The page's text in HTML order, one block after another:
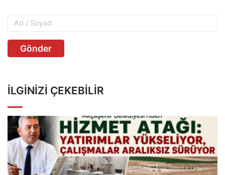
Gönder
İLGINIZI ÇEKEBILIR